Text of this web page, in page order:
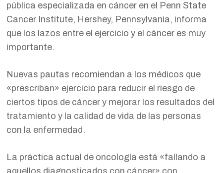
pública especializada en cáncer en el Penn State
Cancer Institute, Hershey, Pennsylvania, informa
que los lazos entre el ejercicio y el cáncer es muy
importante.
Nuevas pautas recomiendan a los médicos que
«prescriban» ejercicio para reducir el riesgo de
ciertos tipos de cáncer y mejorar los resultados del
tratamiento y la calidad de vida de las personas
con la enfermedad.
La práctica actual de oncología está «fallando a